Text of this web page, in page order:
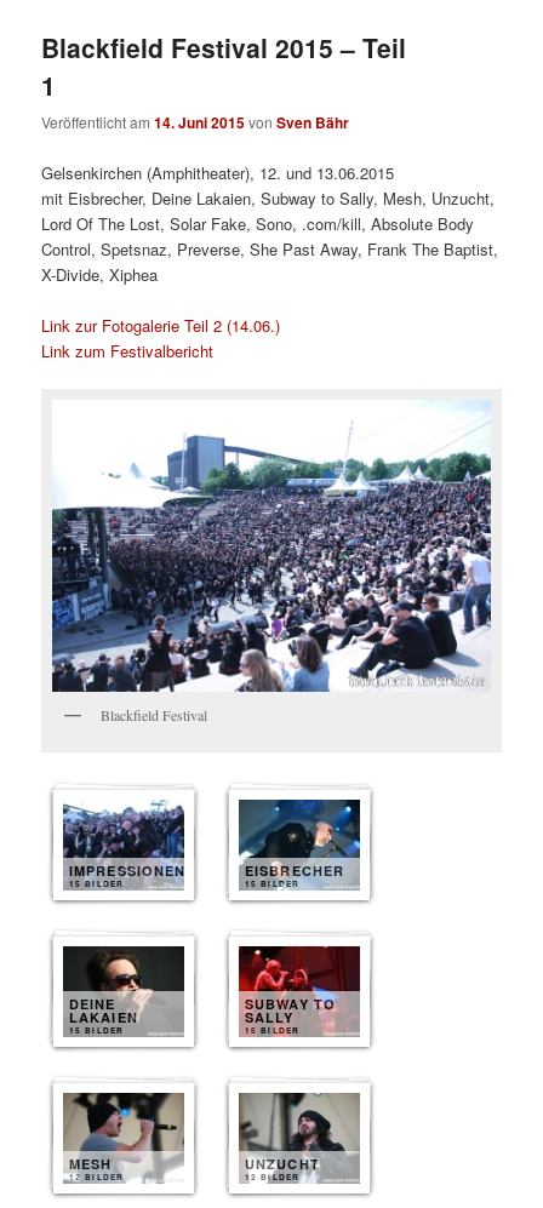
Blackfield Festival 2015 – Teil
1
Veröffentlicht am14. Juni 2015vonSven Bähr
Gelsenkirchen (Amphitheater), 12. und 13.06.2015
mit Eisbrecher, Deine Lakaien, Subway to Sally, Mesh, Unzucht,
Lord Of The Lost, Solar Fake, Sono, .com/kill, Absolute Body
Control, Spetsnaz, Preverse, She Past Away, Frank The Baptist,
X-Divide, Xiphea
Link zur Fotogalerie Teil 2 (14.06.)
Link zum Festivalbericht
Blackfield Festival
IMPRESSIONEN
15 BILDER
EISBRECHER
15 BILDER
DEINE
LAKAIEN
15 BILDER
SUBWAY TO
SALLY
15 BILDER
MESH
12 BILDER
UNZUCHT
12 BILDER